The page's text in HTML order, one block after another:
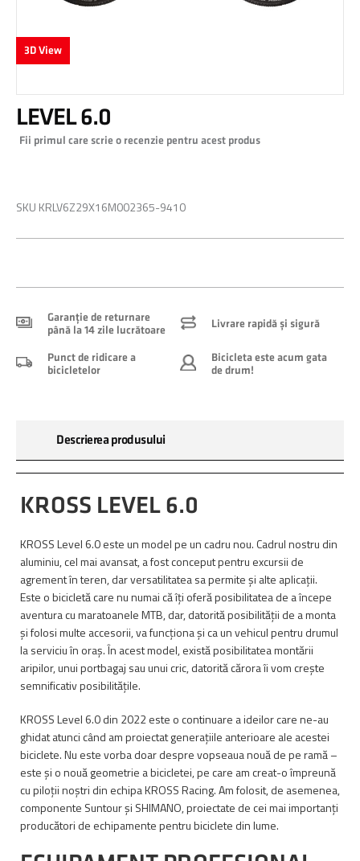
3D View
the
beginning
gallery
LEVEL 6.0
Fii primul care scrie o recenzie pentru acest produs
SKU KRLV6Z29X16M002365-9410
Garanție de returnare
până la 14 zile lucrătoare
Livrare rapidă și sigură
Punct de ridicare a
bicicletelor
Bicicleta este acum gata
de drum!
Descrierea produsului
KROSS LEVEL 6.0
KROSS Level 6.0 este un model pe un cadru nou. Cadrul nostru din
aluminiu, cel mai avansat, a fost conceput pentru excursii de
agrement în teren, dar versatilitatea sa permite și alte aplicații.
Este o bicicletă care nu numai că îți oferă posibilitatea de a începe
aventura cu maratoanele MTB, dar, datorită posibilității de a monta
și folosi multe accesorii, va funcționa și ca un vehicul pentru drumul
la serviciu în oraș. În acest model, există posibilitatea montării
aripilor, unui portbagaj sau unui cric, datorită cărora îi vom crește
semnificativ posibilitățile.
KROSS Level 6.0 din 2022 este o continuare a ideilor care ne-au
ghidat atunci când am proiectat generațiile anterioare ale acestei
biciclete. Nu este vorba doar despre vopseaua nouă de pe ramă –
este și o nouă geometrie a bicicletei, pe care am creat-o împreună
cu piloții noștri din echipa KROSS Racing. Am folosit, de asemenea,
componente Suntour și SHIMANO, proiectate de cei mai importanți
producători de echipamente pentru biciclete din lume.